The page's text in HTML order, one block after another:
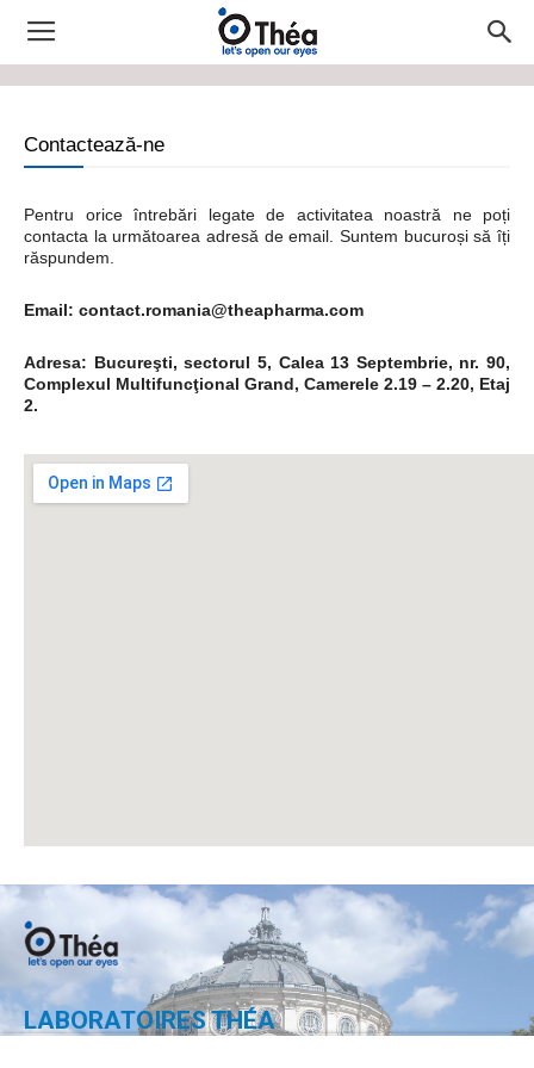
Contactează-ne
Pentru orice întrebări legate de activitatea noastră ne poți
contacta la următoarea adresă de email. Suntem bucuroși să îți
răspundem.
Email: contact.romania@theapharma.com
Adresa: Bucureşti, sectorul 5, Calea 13 Septembrie, nr. 90,
Complexul Multifuncţional Grand, Camerele 2.19 – 2.20, Etaj
2.
LABORATOIRES THÉA